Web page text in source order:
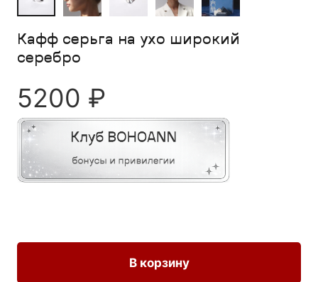
Кафф серьга на ухо широкий
серебро
5200 ₽
В корзину